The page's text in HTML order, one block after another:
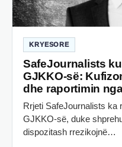
KRYESORE
SafeJournalists
GJKKO-së:
dhe raportimin
Rrjeti SafeJournalists ka
GJKKO-së, duke
dispozitash rrezikojnë…